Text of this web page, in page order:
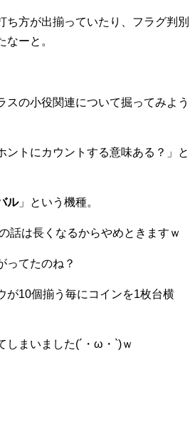
方が出揃っていたり、フラグ判別
ーと。
の小役関連について掘ってみよう
トにカウントする意味ある？」と
ル」という機種。
話は長くなるからやめときますｗ
ってたのね？
が10個揃う毎にコインを1枚台横
しまいました(´・ω・`)ｗ